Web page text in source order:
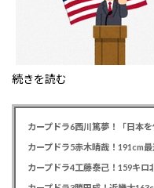
続きを読む
カープドラ4工藤泰己！159キロ